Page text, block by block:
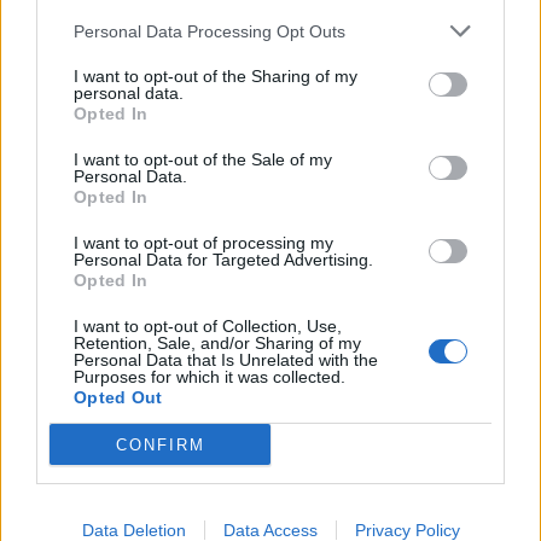
Personal Data Processing Opt Outs
I want to opt-out of the Sharing of my
personal data.
Opted In
I want to opt-out of the Sale of my
Personal Data.
Opted In
I want to opt-out of processing my
Personal Data for Targeted Advertising.
Opted In
I want to opt-out of Collection, Use,
Retention, Sale, and/or Sharing of my
Personal Data that Is Unrelated with the
Purposes for which it was collected.
Opted Out
CONFIRM
Data Deletion Data Access Privacy Policy
moškega udaril s steklenico in ga zabodel
(VIDEO) "Mislil sem, da je konec": Lastnik
velenjske picerije o padcu s padalom na
Hrvaškem
Dopustniška drama: Policija pričakala letalo s
Korošico po pristanku
tri vozila
Prijava pogrešanja razkrila tragedijo: V hiši našli
mrtvega 76-letnika
Osmrtnice
Danica Sladič
Cvetko Jeseničnik